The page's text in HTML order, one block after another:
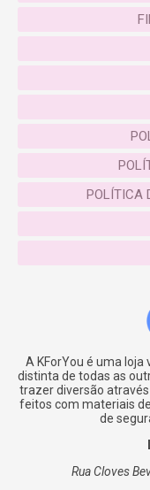
POLÍTICA
A KForYou é uma
distinta de todas as
trazer diversão
feitos com materiais
de
Rua Cloves